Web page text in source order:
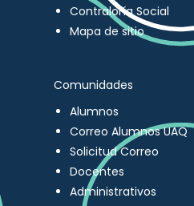
Contraloría Social
Mapa de sitio
Comunidades
Alumnos
Correo Alumnos UAQ
Solicitud Correo
Docentes
Administrativos